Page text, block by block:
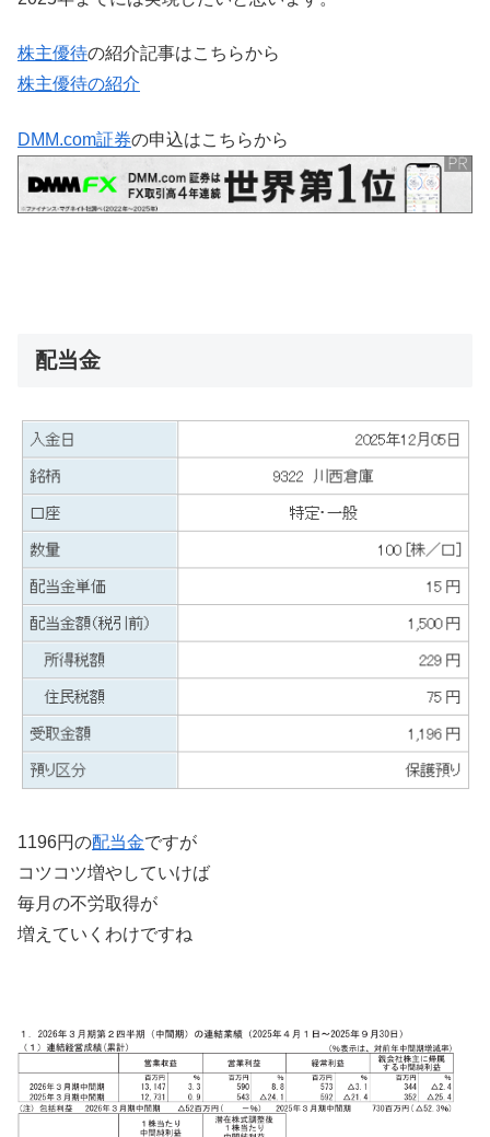
株主優待の紹介記事はこちらから
株主優待の紹介
DMM.com証券の申込はこちらから
配当金
1196円の配当金ですが
コツコツ増やしていけば
毎月の不労取得が
増えていくわけですね